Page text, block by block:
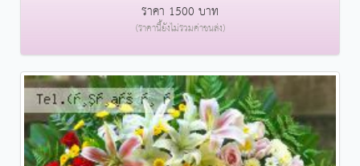
ราคา 1500 บาท
(ราคานี้ยังไม่รวมค่าขนส่ง)